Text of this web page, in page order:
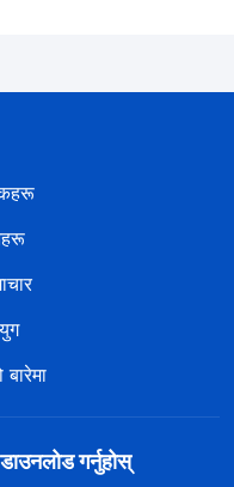
बारेमा
गर्नुहोस्